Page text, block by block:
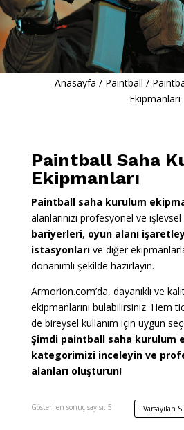
Anasayfa / Paintball /
Ekipmanları
Paintball Saha
Ekipmanları
Paintball saha kurulum
alanlarınızı profesyonel ve
bariyerleri, oyun alanı
istasyonlarıve diğer
donanımlı şekilde hazırlayın.
Armorion.com’da, dayanıklı ve
ekipmanlarını bulabilirsiniz. Hem
de bireysel kullanım için uygun
Şimdi paintball saha kurulum
kategorimizi inceleyin ve
alanları oluşturun!
Gösterilen sonuç sayısı: 5